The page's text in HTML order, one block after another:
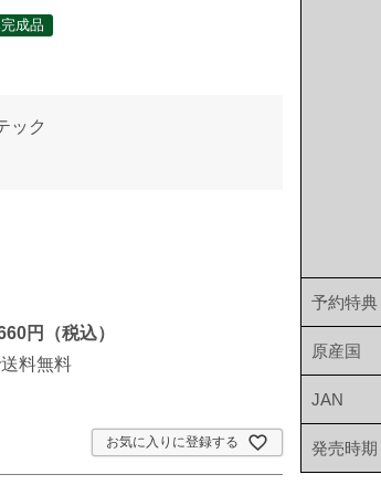
成品
ック
円（税込）
料無料
お気に入りに登録する
予約特典
原産国
JAN
発売時期